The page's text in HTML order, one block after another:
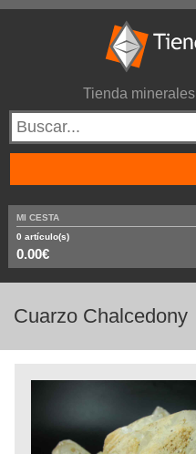
Tienda
MI CESTA
0 artículo(s)
0.00€
Cuarzo Chalcedony